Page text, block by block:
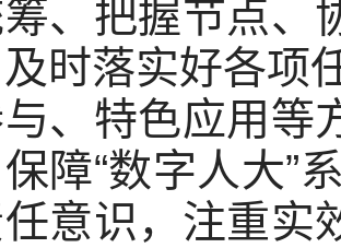
、把握节点、
时落实好各项
、特色应用等
障“数字人大”
意识，注重实